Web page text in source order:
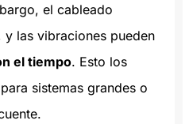
el cableado
y las vibraciones pueden
el tiempo. Esto los
sistemas grandes o